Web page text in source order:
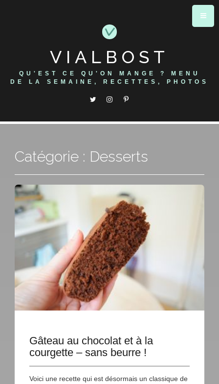
VIALBOST
QU'EST CE QU'ON MANGE ? MENU
DE LA SEMAINE, RECETTES, PHOTOS
Catégorie : Desserts
Gâteau au chocolat et à la
courgette – sans beurre !
Voici une recette qui est désormais un classique de